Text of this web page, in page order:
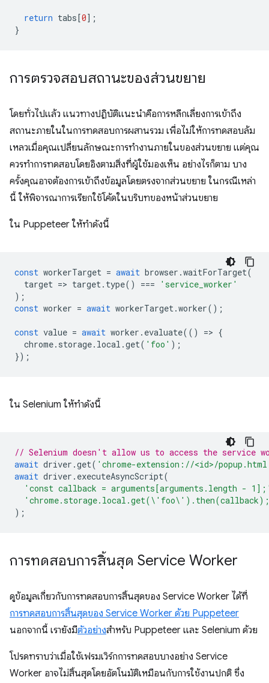
return tabs[0];
}
การตรวจสอบสถานะของส่วนขยาย
โดยทั่วไปแล้ว แนวทางปฏิบัติแนะนำคือการหลีกเลี่ยงการเข้าถึง
สถานะภายในในการทดสอบการผสานรวม เพื่อไม่ให้การทดสอบล้ม
เหลวเมื่อคุณเปลี่ยนลักษณะการทำงานภายในของส่วนขยาย แต่คุณ
ควรทำการทดสอบโดยอิงตามสิ่งที่ผู้ใช้มองเห็น อย่างไรก็ตาม บาง
ครั้งคุณอาจต้องการเข้าถึงข้อมูลโดยตรงจากส่วนขยาย ในกรณีเหล่า
นี้ ให้พิจารณาการเรียกใช้โค้ดในบริบทของหน้าส่วนขยาย
ใน Puppeteer ให้ทำดังนี้
const workerTarget = await browser .waitForTarget(
target => target. type() ===
'service_worker'
);
const worker = await workerTarget.worker();
const value = await worker . evaluate(() => {
chrome. storage. local .get( 'foo' );
});
ใน Selenium ให้ทำดังนี้
// Selenium doesn't allow us to access the service
await driver .get( 'chrome-extension://<id>/
await driver . executeAsyncScript(
'const callback = arguments[arguments.length -
);
การทดสอบการสิ้นสุด Service Worker
ดูข้อมูลเกี่ยวกับการทดสอบการสิ้นสุดของ Service Worker ได้ที่
การทดสอบการสิ้นสุดของ Service Worker ด้วย Puppeteer
นอกจากนี้ เรายังมีตัวอย่างสำหรับ Puppeteer และ Selenium ด้วย
โปรดทราบว่าเมื่อใช้เฟรมเวิร์กการทดสอบบางอย่าง Service
Worker อาจไม่สิ้นสุดโดยอัตโนมัติเหมือนกับการใช้งานปกติ ซึ่ง